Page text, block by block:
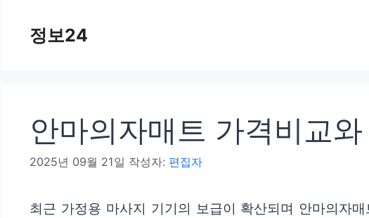
정보24
안마의자매트 가격비교
2025년 09월 21일 작성자: 편집자
최근 가정용 마사지 기기의 보급이 확산되며 안마의자